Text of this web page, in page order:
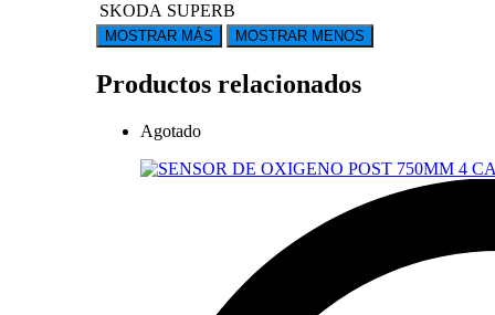
SKODA SUPERB
Productos relacionados
Agotado